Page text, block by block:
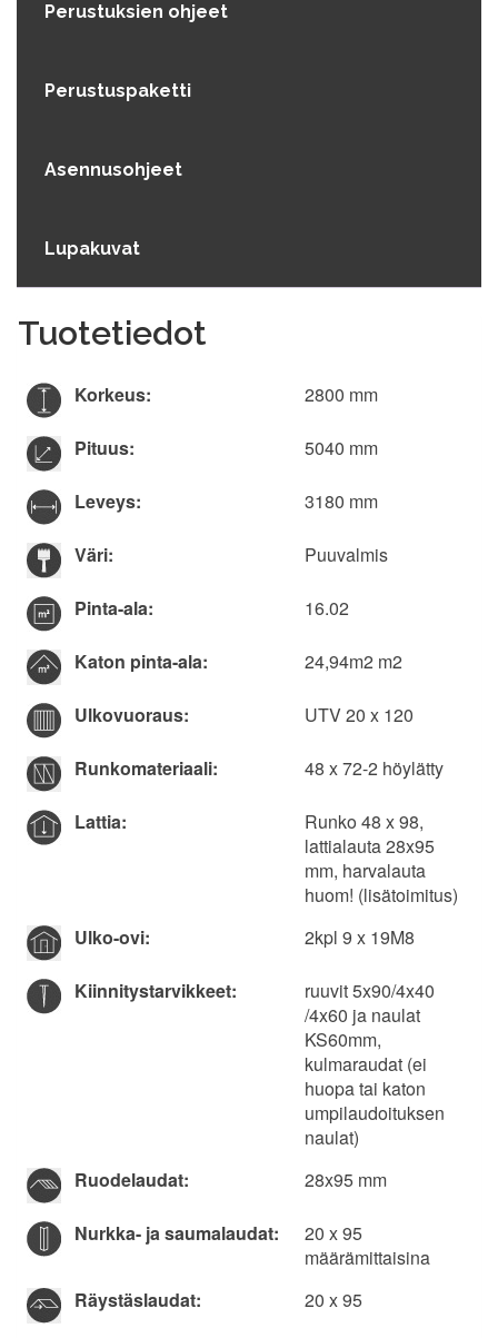
Perustuksien ohjeet
Perustuspaketti
Asennusohjeet
Lupakuvat
Tuotetiedot
Korkeus: 2800 mm
Pituus: 5040 mm
Leveys: 3180 mm
Väri: Puuvalmis
Pinta-ala: 16.02
Katon pinta-ala: 24,94m2 m2
Ulkovuoraus: UTV 20 x 120
Runkomateriaali: 48 x 72-2 höylätty
Lattia:
Runko 48 x 98,
lattialauta 28x95
mm, harvalauta
huom! (lisätoimitus)
Ulko-ovi:
2kpl 9 x 19M8
Kiinnitys­tarvikkeet:
ruuvit 5x90/4x40
/4x60 ja naulat
KS60mm,
kulmaraudat (ei
huopa tai katon
umpilaudoituksen
naulat)
Ruodelaudat:
28x95 mm
Nurkka- ja saumalaudat:
20 x 95
määrämittaisina
Räystäslaudat:
20 x 95­